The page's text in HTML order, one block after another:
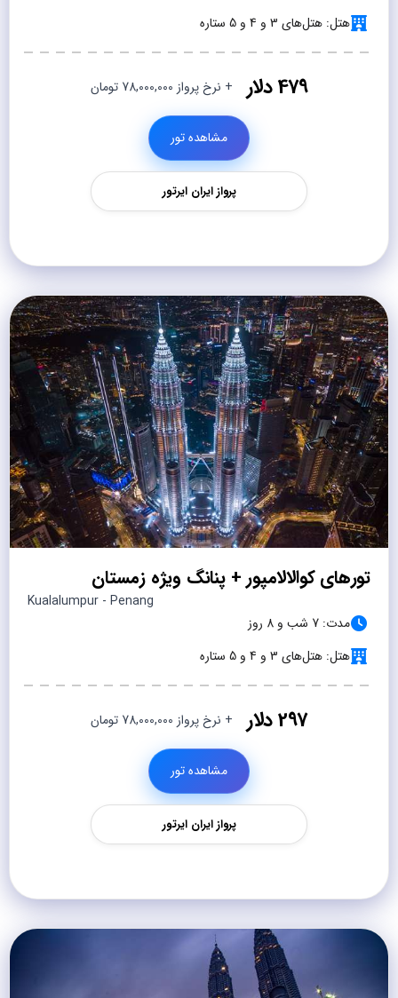
479 دلار + نرخ پرواز 78,000,000 تومان
مشاهده تور
پرواز ایران ایرتور
هتل: هتل‌های 3 و 4 و 5 ستاره
297 دلار + نرخ پرواز 78,000,000 تومان
مشاهده تور
پرواز ایران ایرتور
تورهای کوالالامپور + پنانگ ویژه زمستان
Kualalumpur - Penang
مدت: 7 شب و 8 روز
هتل: هتل‌های 3 و 4 و 5 ستاره